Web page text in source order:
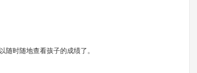
时随地查看孩子的成绩了。